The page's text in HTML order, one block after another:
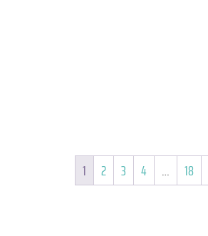
1 2 3 4 … 18